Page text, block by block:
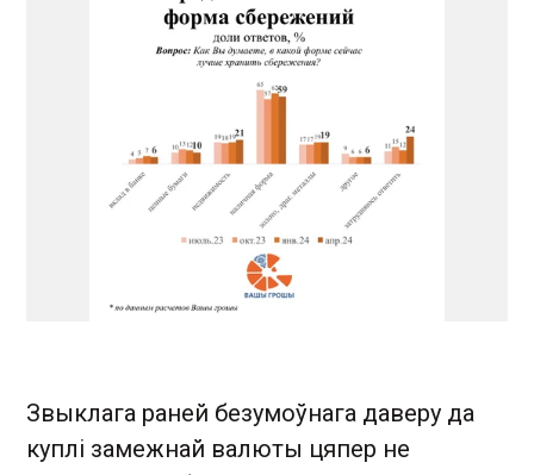
Звыклага раней безумоўнага даверу да
куплі замежнай валюты цяпер не